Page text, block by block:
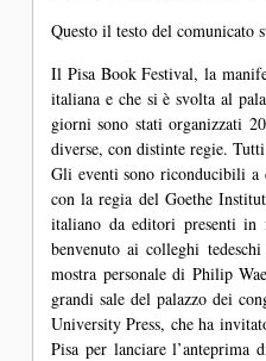
Questo il testo del comunicato
Il Pisa Book Festival, la
italiana e che si è svolta al
giorni sono stati organizzati
diverse, con distinte regie.
Gli eventi sono riconducibili a
con la regia del Goethe
italiano da editori presenti
benvenuto ai colleghi
mostra personale di Philip
grandi sale del palazzo dei
University Press, che ha
Pisa per lanciare